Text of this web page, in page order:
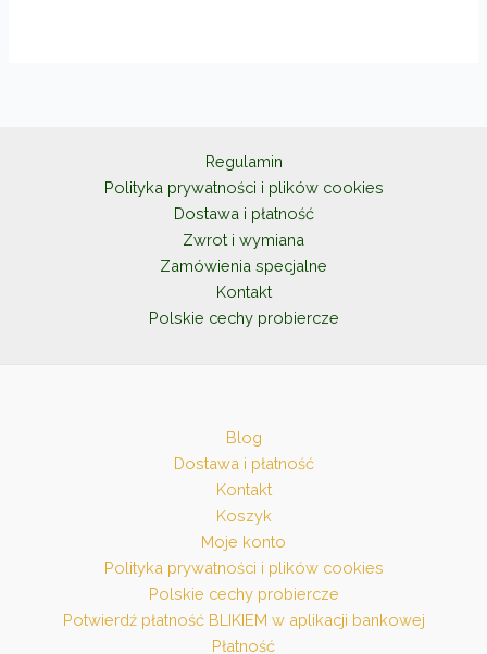
Regulamin
Polityka prywatności i plików cookies
Dostawa i płatność
Zwrot i wymiana
Zamówienia specjalne
Kontakt
Polskie cechy probiercze
Blog
Dostawa i płatność
Kontakt
Koszyk
Moje konto
Polityka prywatności i plików cookies
Polskie cechy probiercze
Potwierdź płatność BLIKIEM w aplikacji bankowej
Płatność